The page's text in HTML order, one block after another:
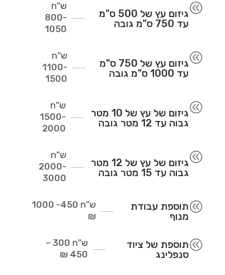
@
גיזום עץ של 500 ס"מ
עד 750 ס"מ גובה
ש"ח
800-
1050
@
גיזום עץ של 750 ס"מ
עד 1000 ס"מ גובה
ש"ח
1100-
1500
@
גיזום של עץ של 10 מטר
גבוה עד 12 מטר גובה
ש"ח
1500-
2000
@
גיזום של עץ של 12 מטר
גבוה עד 15 מטר גובה
ש"ח
2000-
3000
@תוספת עבודת
מנוף
ש"ח
450- 1000
₪
@תוספת של ציוד
סנפלינג
ש"ח
300 –
450 ₪